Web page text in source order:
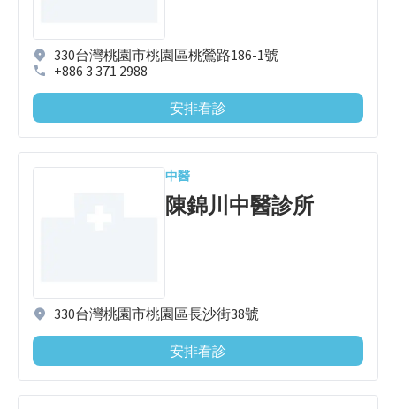
330台灣桃園市桃園區桃鶯路186-1號
+886 3 371 2988
安排看診
中醫
陳錦川中醫診所
330台灣桃園市桃園區長沙街38號
安排看診